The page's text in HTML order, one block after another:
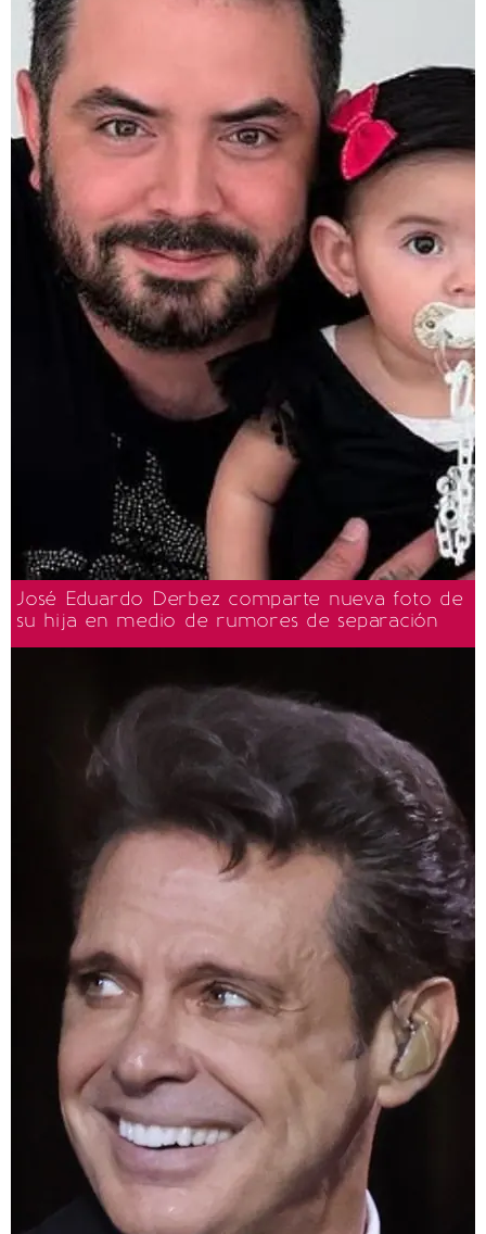
José Eduardo Derbez comparte nueva foto de
su hija en medio de rumores de separación